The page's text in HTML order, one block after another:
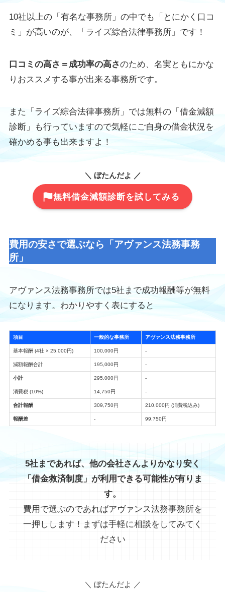
10社以上の「有名な事務所」の中でも「とにかく口コ
ミ」が高いのが、「ライズ綜合法律事務所」です！
口コミの高さ＝成功率の高さのため、名実ともにかな
りおススメする事が出来る事務所です。
また「ライズ綜合法律事務所」では無料の「借金減額
診断」も行っていますので気軽にご自身の借金状況を
確かめる事も出来ますよ！
＼ ぼたんだよ ／
無料借金減額診断を試してみる
費用の安さで選ぶなら「アヴァンス法務事務
所」
アヴァンス法務事務所では5社まで成功報酬等が無料
になります。わかりやすく表にすると
項目 一般的な事務所 アヴァンス法務事務所
基本報酬 (4社 × 25,000円) 100,000円 -
減額報酬合計 195,000円 -
小計 295,000円 -
消費税 (10%) 14,750円 -
合計報酬 309,750円 210,000円 (消費税込み)
報酬差 - 99,750円
5社まであれば、他の会社さんよりかなり安く
「借金救済制度」が利用できる可能性が有りま
す。
費用で選ぶのであればアヴァンス法務事務所を
一押しします！まずは手軽に相談をしてみてく
ださい
＼ ぼたんだよ ／